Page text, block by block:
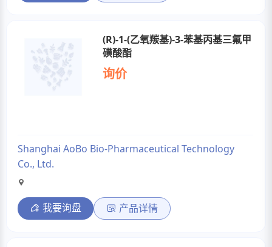
(R)-1-(乙氧羰基)-3-苯基丙基三氟甲
磺酸酯
询价
Shanghai AoBo Bio-Pharmaceutical Technology
Co., Ltd.
我要询盘 产品详情